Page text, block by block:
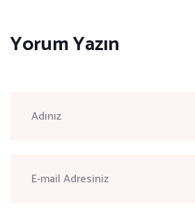
Yorum Yazın